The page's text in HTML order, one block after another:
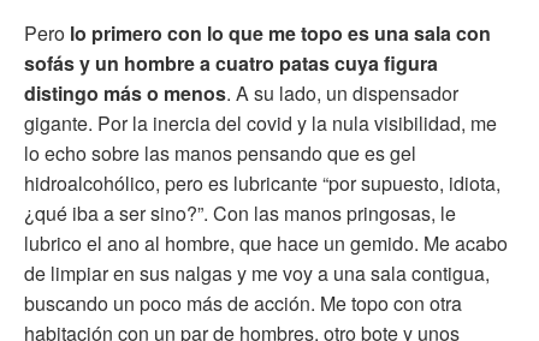
Pero lo primero con lo que me topo es una sala con
sofás y un hombre a cuatro patas cuya figura
distingo más o menos. A su lado, un dispensador
gigante. Por la inercia del covid y la nula visibilidad, me
lo echo sobre las manos pensando que es gel
hidroalcohólico, pero es lubricante “por supuesto, idiota,
¿qué iba a ser sino?”. Con las manos pringosas, le
lubrico el ano al hombre, que hace un gemido. Me acabo
de limpiar en sus nalgas y me voy a una sala contigua,
buscando un poco más de acción. Me topo con otra
habitación con un par de hombres, otro bote y unos